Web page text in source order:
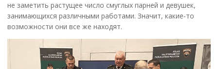
не заметить растущее число смуглых парней и девушек,
занимающихся различными работами. Значит, какие-то
возможности они все же находят.